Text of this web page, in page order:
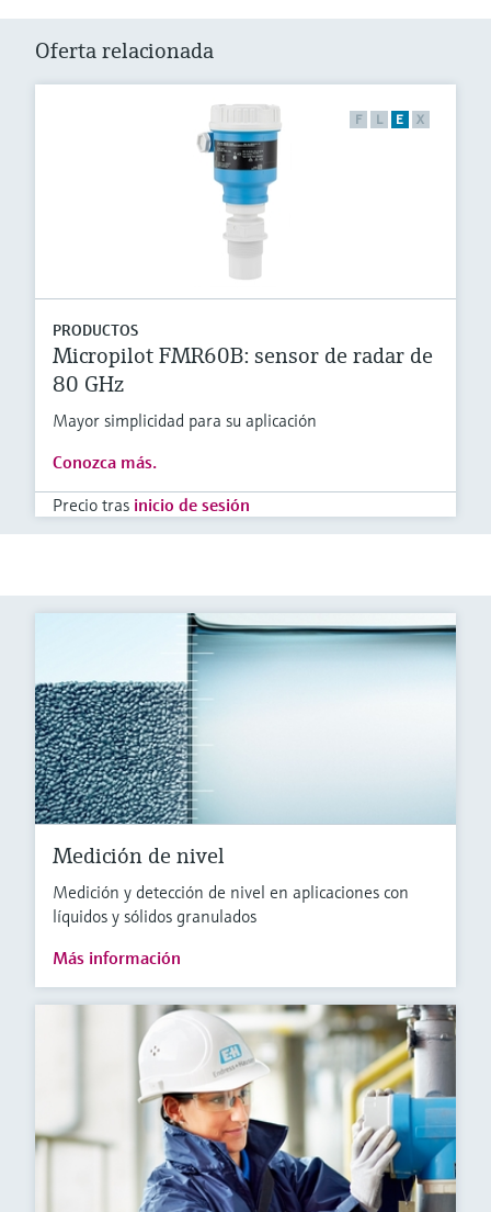
Oferta relacionada
F L E X
PRODUCTOS
Micropilot FMR60B: sensor de radar de
80 GHz
Mayor simplicidad para su aplicación
Conozca más.
Precio tras inicio de sesión
Medición de nivel
Medición y detección de nivel en aplicaciones con
líquidos y sólidos granulados
Más información